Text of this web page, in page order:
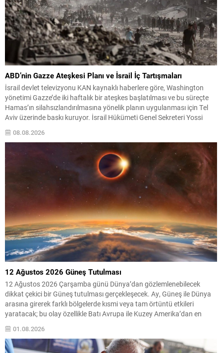
ABD’nin Gazze Ateşkesi Planı ve İsrail İç Tartışmaları
İsrail devlet televizyonu KAN kaynaklı haberlere göre, Washington
yönetimi Gazze’de iki haftalık bir ateşkes başlatılması ve bu süreçte
Hamas’ın silahsızlandırılmasına yönelik planın uygulanması için Tel
Aviv üzerinde baskı kuruyor. İsrail Hükümeti Genel Sekreteri Yossi
anlaşmanın henüz İsrail tarafından imzalanmadığını kabine üyelerine
08.08.2026
12 Ağustos 2026 Güneş Tutulması
12 Ağustos 2026 Çarşamba günü Dünya’dan gözlemlenebilecek
dikkat çekici bir Güneş tutulması gerçekleşecek. Ay, Güneş ile Dünya
arasına girerek farklı bölgelerde kısmi veya tam örtüntü etkileri
yaratacak; bu olay özellikle Batı Avrupa ile Kuzey Amerika’dan en
fakat bazı kesimlerde gökyüzünde belirgin değişimler...
01.08.2026